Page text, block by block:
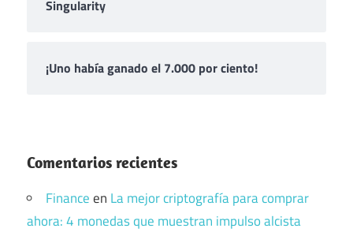
Singularity
¡Uno había ganado el 7.000 por ciento!
Comentarios recientes
Financeen La mejor criptografía para comprar
ahora: 4 monedas que muestran impulso alcista